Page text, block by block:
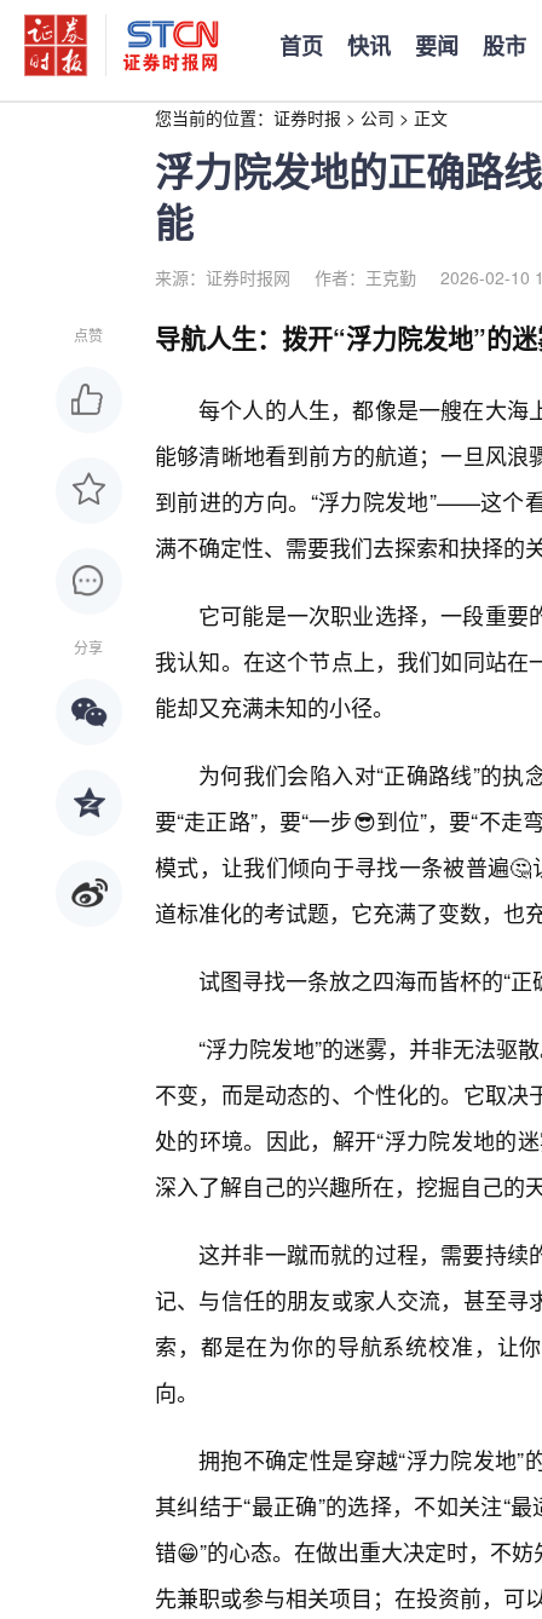
首页 快讯 要闻 股市
您当前的位置： 证券时报 > 公司 > 正文
浮力院发地的正确路
能
来源：证券时报网 作者：王克勤 2026-02-10
点赞
分享
导航人生：拨开“浮力院发地”的
每个人的人生，都像是一艘在大海
能够清晰地看到前方的航道；一旦风
到前进的方向。“浮力院发地”——这个
满不确定性、需要我们去探索和抉择的
它可能是一次职业选择，一段重
我认知。在这个节点上，我们如同站
能却又充满未知的小径。
为何我们会陷入对“正确路线”的
要“走正路”，要“一步😎到位”，要“不
模式，让我们倾向于寻找一条被普遍
道标准化的考试题，它充满了变数，也
试图寻找一条放之四海而皆杯的“
“浮力院发地”的迷雾，并非无法驱
不变，而是动态的、个性化的。它取
处的环境。因此，解开“浮力院发地的
深入了解自己的兴趣所在，挖掘自己的
这并非一蹴而就的过程，需要持续
记、与信任的朋友或家人交流，甚至
索，都是在为你的导航系统校准，让
向。
拥抱不确定性是穿越“浮力院发地
其纠结于“最正确”的选择，不如关注“
错😁”的心态。在做出重大决定时，不
先兼职或参与相关项目；在投资前，可